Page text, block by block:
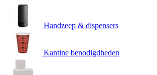
Handzeep & dispensers
Kantine benodigdheden